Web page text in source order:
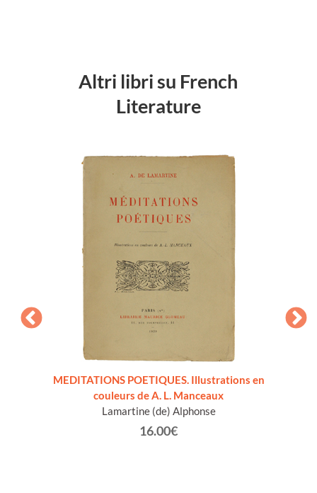
Altri libri su French
Literature
MEDITATIONS POETIQUES. Illustrations en
couleurs de A. L. Manceaux
Lamartine (de) Alphonse
16.00€